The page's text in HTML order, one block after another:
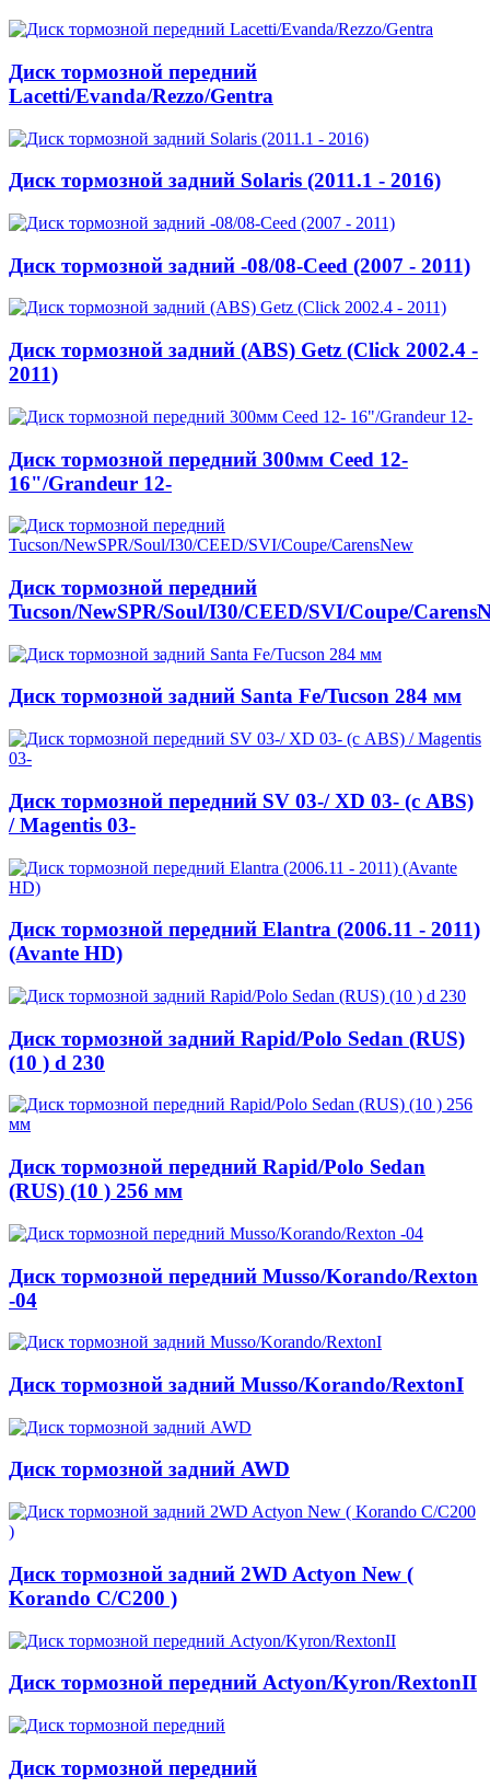
Диск тормозной передний
Lacetti/Evanda/Rezzo/Gentra
Диск тормозной задний Solaris (2011.1 - 2016)
Диск тормозной задний -08/08-Ceed (2007 - 2011)
Диск тормозной задний (ABS) Getz (Click 2002.4 -
2011)
Диск тормозной передний 300мм Ceed 12-
16"/Grandeur 12-
Диск тормозной передний
Tucson/NewSPR/Soul/I30/CEED/SVI/Coupe/
Диск тормозной задний Santa Fe/Tucson 284 мм
Диск тормозной передний SV 03-/ XD 03- (с ABS)
/ Magentis 03-
Диск тормозной передний Elantra (2006.11 - 2011)
(Avante HD)
Диск тормозной задний Rapid/Polo Sedan (RUS)
(10 ) d 230
Диск тормозной передний Rapid/Polo Sedan
(RUS) (10 ) 256 мм
Диск тормозной передний Musso/Korando/Rexton
-04
Диск тормозной задний Musso/Korando/RextonI
Диск тормозной задний AWD
Диск тормозной задний 2WD Actyon New (
Korando C/C200 )
Диск тормозной передний Actyon/Kyron/RextonII
Диск тормозной передний